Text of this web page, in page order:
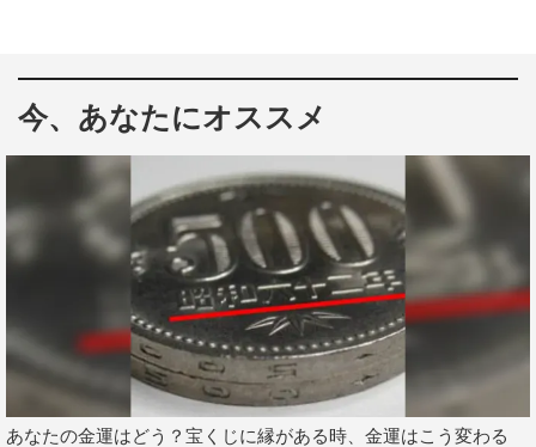
昔、大金持ちだったことがわかった五味麻琴（剛力彩
芽）の家。しかもその家庭は、ある家政婦によって壊され
たのだと明らかになる！
麻琴の家庭を壊したのは、三田園薫（松岡昌宏）だった
のではないかと考える結頼子（余貴美子）たち。その頃麻
琴は、三田園を家政夫として自宅に招いていた。「麻琴は
三田園に復讐しようとしているのでは!?」――まさかの事
態を想定し、家に駆けつけた頼子たちは、そこで拘束され
今、あなたにオススメ
あなたの金運はどう？宝くじに縁がある時、金運はこう変わる